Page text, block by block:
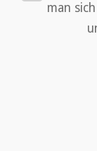
man